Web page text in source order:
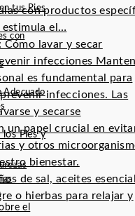
con productos
estimula el…
Cómo lavar y secar
infecciones
es fundamental para
infecciones. Las
y secarse
un papel crucial en
y otros
bienestar.
de sal, aceites
o hierbas para relajar y
tus Pies
con
Adecuado
los Pies y
el